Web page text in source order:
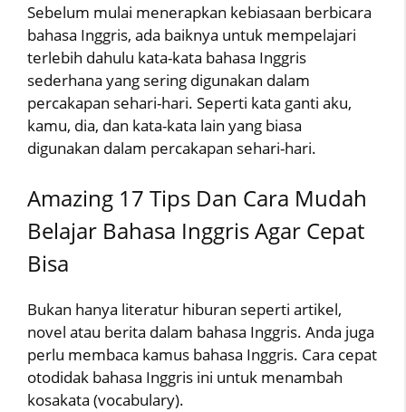
Sebelum mulai menerapkan kebiasaan berbicara
bahasa Inggris, ada baiknya untuk mempelajari
terlebih dahulu kata-kata bahasa Inggris
sederhana yang sering digunakan dalam
percakapan sehari-hari. Seperti kata ganti aku,
kamu, dia, dan kata-kata lain yang biasa
digunakan dalam percakapan sehari-hari.
Amazing 17 Tips Dan Cara Mudah
Belajar Bahasa Inggris Agar Cepat
Bisa
Bukan hanya literatur hiburan seperti artikel,
novel atau berita dalam bahasa Inggris. Anda juga
perlu membaca kamus bahasa Inggris. Cara cepat
otodidak bahasa Inggris ini untuk menambah
kosakata (vocabulary).